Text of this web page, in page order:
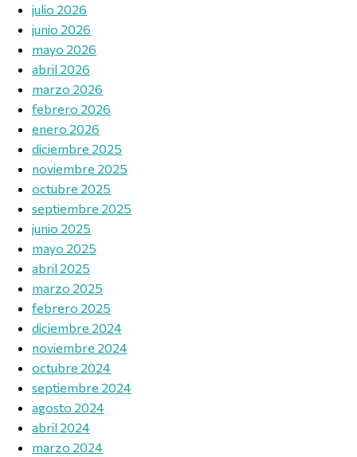
julio 2026
junio 2026
mayo 2026
abril 2026
marzo 2026
febrero 2026
enero 2026
diciembre 2025
noviembre 2025
octubre 2025
septiembre 2025
junio 2025
mayo 2025
abril 2025
marzo 2025
febrero 2025
diciembre 2024
noviembre 2024
octubre 2024
septiembre 2024
agosto 2024
abril 2024
marzo 2024